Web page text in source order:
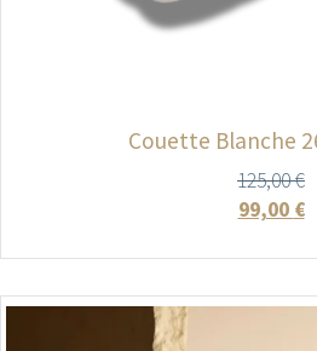
Couette Blanche
125,00€
99,00 €